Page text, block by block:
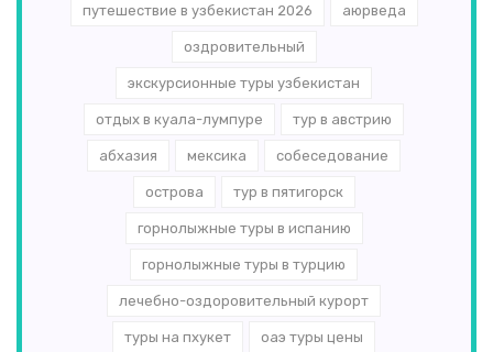
путешествие в узбекистан 2026 аюрведа
оздровительный
экскурсионные туры узбекистан
отдых в куала-лумпуре тур в австрию
абхазия мексика собеседование
острова тур в пятигорск
горнолыжные туры в испанию
горнолыжные туры в турцию
лечебно-оздоровительный курорт
туры на пхукет оаэ туры цены